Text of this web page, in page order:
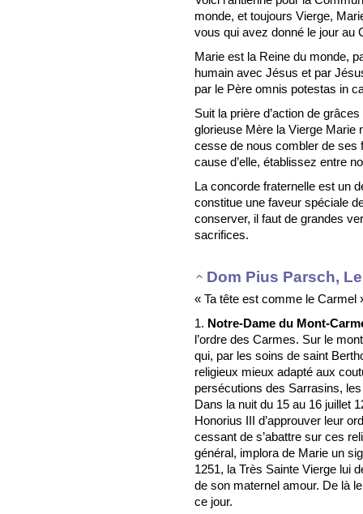
monde, et toujours Vierge,
vous qui avez donné le jour au
Marie est la Reine du monde,
humain avec Jésus et par
par le Père omnis potestas in
Suit la prière d’action de
glorieuse Mère la Vierge Marie
cesse de nous combler de ses
cause d’elle, établissez entre
La concorde fraternelle est un
constitue une faveur spéciale
conserver, il faut de grandes
sacrifices.
Dom Pius Parsch,
« Ta tête est comme le Carmel
1. Notre-Dame du Mont-
l’ordre des Carmes. Sur le
qui, par les soins de saint
religieux mieux adapté aux
persécutions des Sarrasins,
Dans la nuit du 15 au 16 juillet
Honorius III d’approuver leur
cessant de s’abattre sur ces
général, implora de Marie un
1251, la Très Sainte Vierge lui
de son maternel amour. De là
ce jour.